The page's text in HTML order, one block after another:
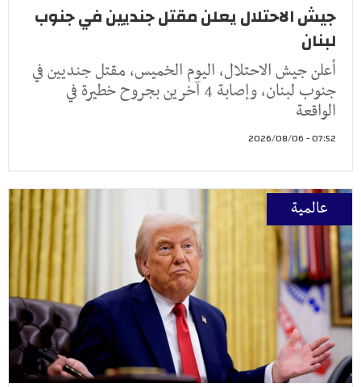
جيش الاحتلال يعلن مقتل جنديين في جنوب
لبنان
أعلن جيش الاحتلال، اليوم الخميس، مقتل جنديين في
جنوب لبنان، وإصابة 4 آخرين بجروح خطيرة في
الواقعة
07:52 - 2026/08/06
عالمية